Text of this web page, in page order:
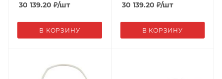
30 139.20 ₽/шт
В КОРЗИНУ
30 139.20 ₽/шт
В КОРЗИНУ